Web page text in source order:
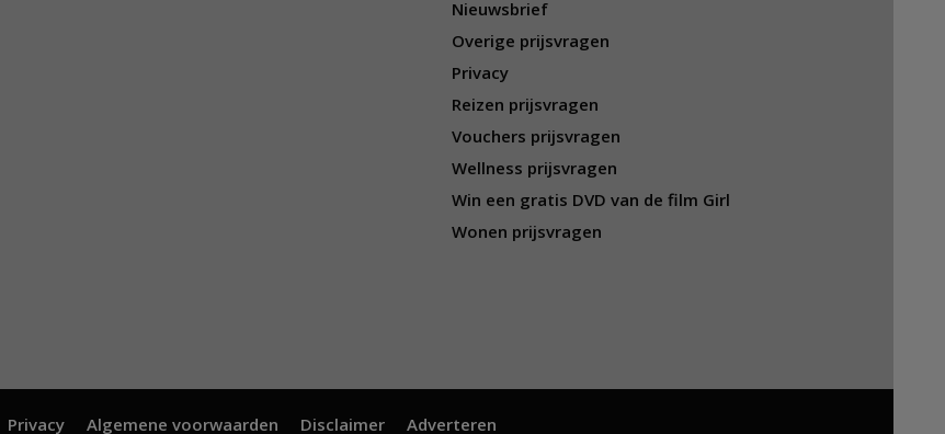
Nieuwsbrief
Overige prijsvragen
Privacy
Reizen prijsvragen
Vouchers prijsvragen
Wellness prijsvragen
Win een gratis DVD van de film Girl
Wonen prijsvragen
Privacy Algemene voorwaarden Disclaimer Adverteren